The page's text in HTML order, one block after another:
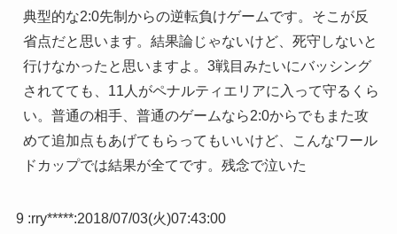
典型的な2:0先制からの逆転負けゲームです。そこが反
省点だと思います。結果論じゃないけど、死守しないと
行けなかったと思いますよ。3戦目みたいにバッシング
されてても、11人がペナルティエリアに入って守るくら
い。普通の相手、普通のゲームなら2:0からでもまた攻
めて追加点もあげてもらってもいいけど、こんなワール
ドカップでは結果が全てです。残念で泣いた
9 :rry*****:2018/07/03(火)07:43:00